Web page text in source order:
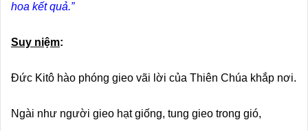
hoa kết quả.”
Suy niệm:
Đức Kitô hào phóng gieo vãi lời của Thiên Chúa khắp nơi.
Ngài như người gieo hạt giống, tung gieo trong gió,